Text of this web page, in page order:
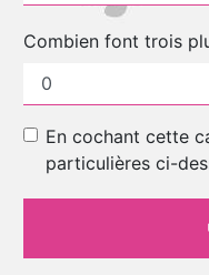
Combien font trois
En cochant cette
particulières ci-